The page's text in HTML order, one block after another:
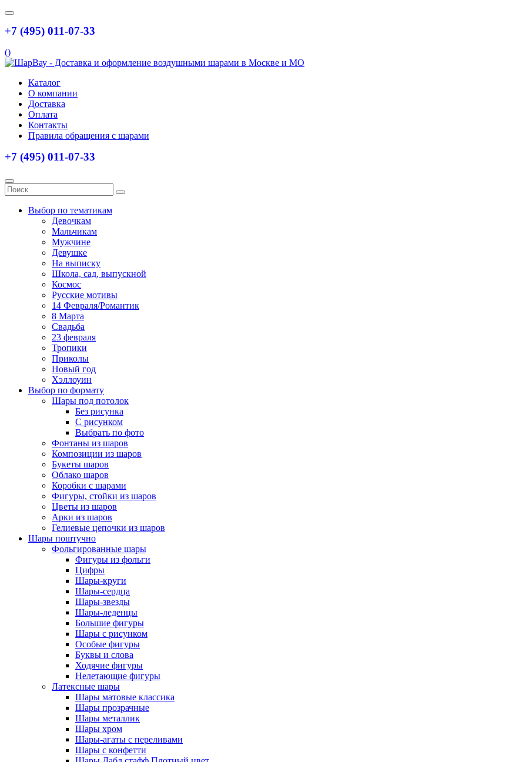
+7 (495) 011-07-33
()
Каталог
О компании
Доставка
Оплата
Контакты
Правила обращения с шарами
+7 (495) 011-07-33
Выбор по тематикам
Девочкам
Мальчикам
Мужчине
Девушке
На выписку
Школа, сад, выпускной
Космос
Русские мотивы
14 Февраля/Романтик
8 Марта
Свадьба
23 февраля
Тропики
Приколы
Новый год
Хэллоуин
Выбор по формату
Шары под потолок
Без рисунка
С рисунком
Выбрать по фото
Фонтаны из шаров
Композиции из шаров
Букеты шаров
Облако шаров
Коробки с шарами
Фигуры, стойки из шаров
Цветы из шаров
Арки из шаров
Гелиевые цепочки из шаров
Шары поштучно
Фольгированные шары
Фигуры из фольги
Цифры
Шары-круги
Шары-сердца
Шары-звезды
Шары-леденцы
Большие фигуры
Шары с рисунком
Особые фигуры
Буквы и слова
Ходячие фигуры
Нелетающие фигуры
Латексные шары
Шары матовые классика
Шары прозрачные
Шары металлик
Шары хром
Шары-агаты с переливами
Шары с конфетти